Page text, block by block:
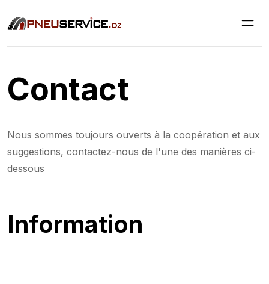
Contact
Nous sommes toujours ouverts à la coopération et aux
suggestions, contactez-nous de l'une des manières ci-
dessous
Information